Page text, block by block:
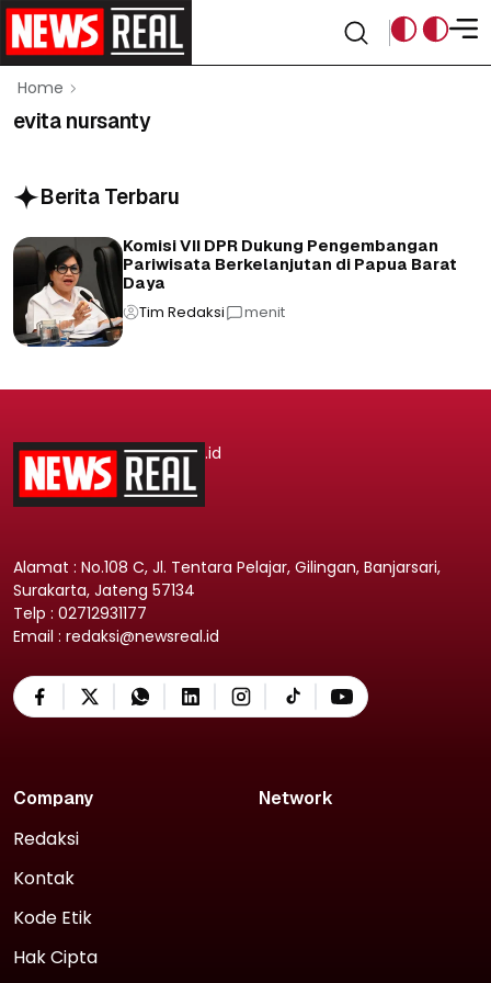
Home
evita nursanty
Berita Terbaru
Komisi VII DPR Dukung Pengembangan
Pariwisata Berkelanjutan di Papua Barat
Daya
Tim Redaksi menit
.id
Alamat : No.108 C, Jl. Tentara Pelajar, Gilingan, Banjarsari,
Surakarta, Jateng 57134
Telp : 02712931177
Email : redaksi@newsreal.id
Company
Redaksi
Kontak
Kode Etik
Hak Cipta
Network